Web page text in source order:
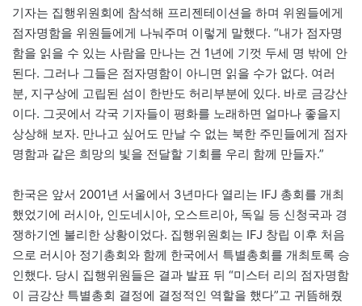
기자는 집행위원회에 참석해 프리젠테이션을 하며 위원들에게
점자명함을 위원들에게 나눠주며 이렇게 말했다. “내가 점자명
함을 읽을 수 있는 사람을 만나는 건 1년에 기껏 두세 명 밖에 안
된다. 그러나 그들은 점자명함이 아니면 읽을 수가 없다. 여러
분, 지구상에 고립된 섬이 한반도 허리부분에 있다. 바로 금강산
이다. 그곳에서 각국 기자들이 평화를 노래하면 얼마나 좋을지
상상해 보자. 만나고 싶어도 만날 수 없는 북한 주민들에게 점자
명함과 같은 희망의 빛을 전달할 기회를 우리 함께 만들자.”
한국은 앞서 2001년 서울에서 3년마다 열리는 IFJ 총회를 개최
했었기에 러시아, 인도네시아, 오스트리아, 독일 등 신청국과 경
쟁하기엔 불리한 상황이었다. 집행위원회는 IFJ 창립 이후 처음
으로 러시아 정기총회와 함께 한국에서 특별총회를 개최토록 승
인했다. 당시 집행위원들은 결과 발표 뒤 “미스터 리의 점자명함
이 금강산 특별총회 결정에 결정적인 역할을 했다”고 귀뜸해줬